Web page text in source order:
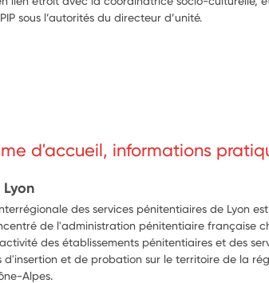
sous l’autorités du directeur d’unité.
d'accueil, informations
Lyon
des services pénitentiaires de Lyon
de l'administration pénitentiaire française
des établissements pénitentiaires et des
d'insertion et de probation sur le territoire de la
Alpes.